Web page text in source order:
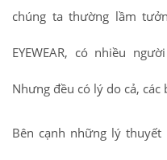
chúng ta thường lầm
EYEWEAR, có nhiều
Nhưng đều có lý do cả,
Bên cạnh những lý